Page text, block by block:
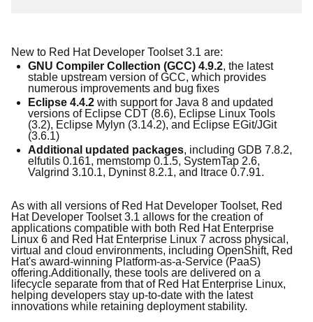
New to Red Hat Developer Toolset 3.1 are:
GNU Compiler Collection (GCC) 4.9.2, the latest
stable upstream version of GCC, which provides
numerous improvements and bug fixes
Eclipse 4.4.2 with support for Java 8 and updated
versions of Eclipse CDT (8.6), Eclipse Linux Tools
(3.2), Eclipse Mylyn (3.14.2), and Eclipse EGit/JGit
(3.6.1)
Additional updated packages, including GDB 7.8.2,
elfutils 0.161, memstomp 0.1.5, SystemTap 2.6,
Valgrind 3.10.1, Dyninst 8.2.1, and ltrace 0.7.91.
As with all versions of Red Hat Developer Toolset, Red
Hat Developer Toolset 3.1 allows for the creation of
applications compatible with both Red Hat Enterprise
Linux 6 and Red Hat Enterprise Linux 7 across physical,
virtual and cloud environments, including OpenShift, Red
Hat's award-winning Platform-as-a-Service (PaaS)
offering.Additionally, these tools are delivered on a
lifecycle separate from that of Red Hat Enterprise Linux,
helping developers stay up-to-date with the latest
innovations while retaining deployment stability.